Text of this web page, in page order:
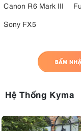
Canon R6 Mark III
Sony FX5
Hệ Thống Kyma